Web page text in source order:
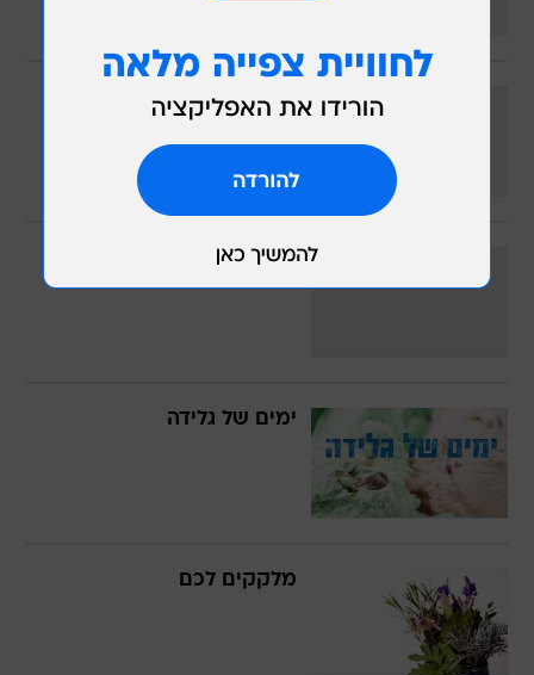
חו"ל בקול
הייקו ליל קיץ
ימים של גלידה
מלקקים לכם